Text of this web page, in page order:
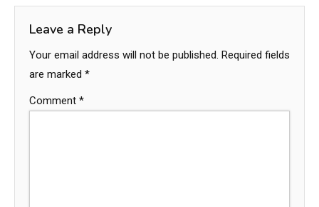
Leave a Reply
Your email address will not be published. Required fields
are marked *
Comment *